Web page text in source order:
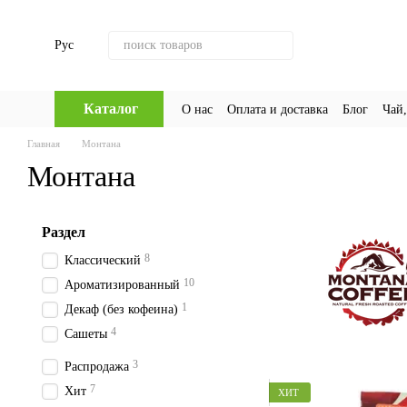
Рус
Каталог О нас Оплата и доставка Блог
Главная Монтана
Монтана
ХИТ
Раздел
Классический 8
Ароматизированный 10
Декаф (без кофеина) 1
Сашеты 4
Распродажа 3
Хит 7